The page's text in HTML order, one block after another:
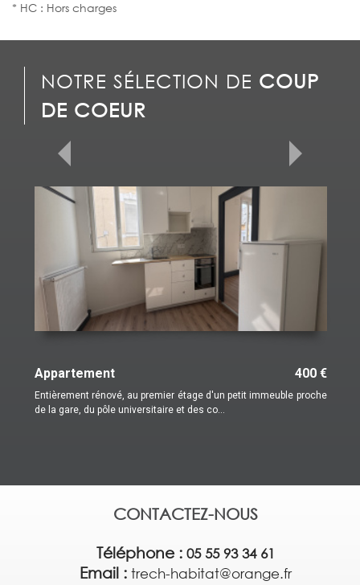
* HC : Hors charges
NOTRE SÉLECTION DE COUP
DE COEUR
Appartement 400 €
Entièrement rénové, au premier étage d'un petit immeuble proche
de la gare, du pôle universitaire et des co...
CONTACTEZ-NOUS
Téléphone : 05 55 93 34 61
Email : trech-habitat@orange.fr